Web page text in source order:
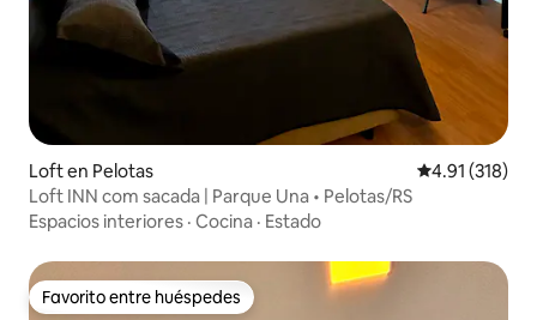
Loft en Pelotas Calificación
4.91 (318)
Loft INN com sacada | Parque Una • Pelotas/RS
Espacios interiores · Cocina · Estado
Favorito entre huéspedes
Favorito entre huéspedes